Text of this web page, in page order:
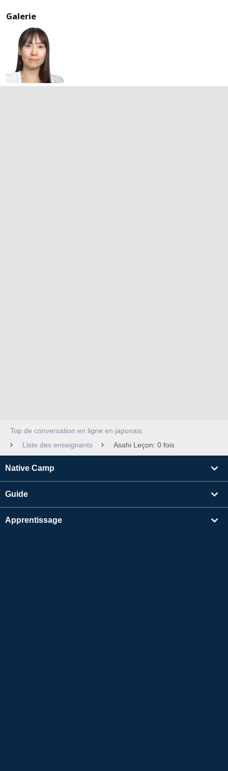
Galerie
Top de conversation en ligne en japonais
Liste des enseignants
Asahi Leçon: 0 fois
Native Camp
Guide
Apprentissage